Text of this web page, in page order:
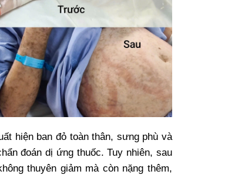
hiện ban đỏ toàn thân, sưng phù và
đoán dị ứng thuốc. Tuy nhiên, sau
thuyên giảm mà còn nặng thêm,